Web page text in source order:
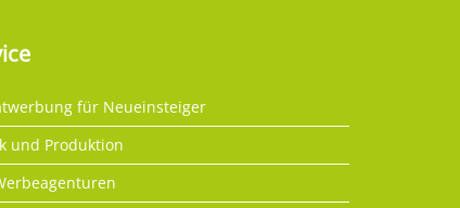
für Neueinsteiger
und Produktion